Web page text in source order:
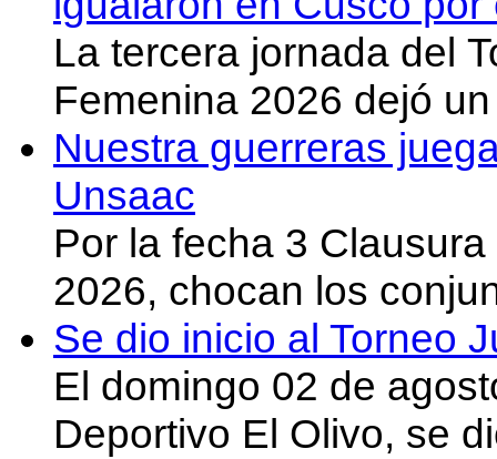
La tercera jornada del
Femenina 2026 dejó
Nuestra guerreras
Unsaac
Por la fecha 3
2026, chocan los
Se dio inicio al Torneo
El domingo 02 de
Deportivo El Olivo, se